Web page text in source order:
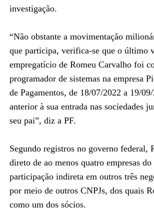
investigação.
“Não obstante a movimentação
que participa, verifica-se que o último
empregatício de Romeu Carvalho foi
programador de sistemas na empresa
de Pagamentos, de 18/07/2022 a 19/
anterior à sua entrada nas sociedades
seu pai”, diz a PF.
Segundo registros no governo federal,
direto de ao menos quatro empresas
participação indireta em outros três
por meio de outros CNPJs, dos quais
como um dos sócios.